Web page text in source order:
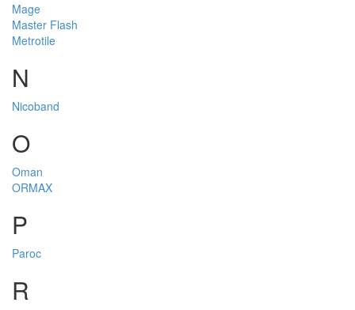
Mage
Master Flash
Metrotile
N
Nicoband
O
Oman
ORMAX
P
Paroc
R